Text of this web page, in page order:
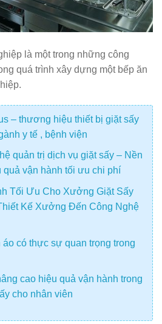
là một trong những công
quá trình xây dựng một bếp ăn
– thương hiệu thiết bị giặt sấy
y tế , bệnh viện
quản trị dịch vụ giặt sấy – Nền
quả vận hành tối ưu chi phí
Tối Ưu Cho Xưởng Giặt Sấy
Kế Xưởng Đến Công Nghệ
áo có thực sự quan trọng trong
cao hiệu quả vận hành trong
cho nhân viên